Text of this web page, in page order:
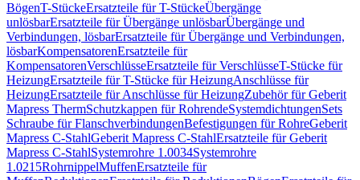
BögenT-StückeErsatzteile für T-StückeÜbergänge
unlösbarErsatzteile für Übergänge unlösbarÜbergänge und
Verbindungen, lösbarErsatzteile für Übergänge und Verbindungen,
lösbarKompensatorenErsatzteile für
KompensatorenVerschlüsseErsatzteile für VerschlüsseT-Stücke für
HeizungErsatzteile für T-Stücke für HeizungAnschlüsse für
HeizungErsatzteile für Anschlüsse für HeizungZubehör für Geberit
Mapress ThermSchutzkappen für RohrendeSystemdichtungenSets
Schraube für FlanschverbindungenBefestigungen für RohreGeberit
Mapress C-StahlGeberit Mapress C-StahlErsatzteile für Geberit
Mapress C-StahlSystemrohre 1.0034Systemrohre
1.0215RohrnippelMuffenErsatzteile für